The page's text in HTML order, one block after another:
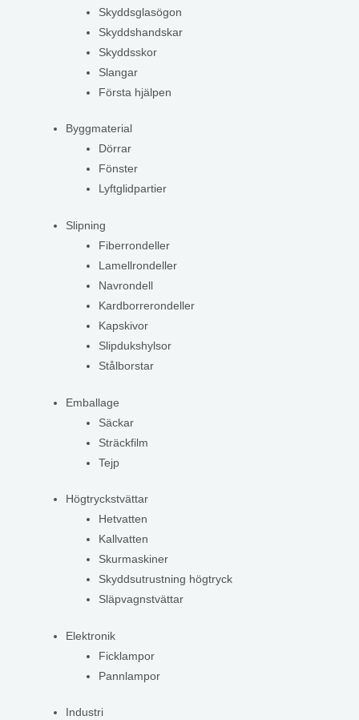
Skyddsglasögon
Skyddshandskar
Skyddsskor
Slangar
Första hjälpen
Byggmaterial
Dörrar
Fönster
Lyftglidpartier
Slipning
Fiberrondeller
Lamellrondeller
Navrondell
Kardborrerondeller
Kapskivor
Slipdukshylsor
Stålborstar
Emballage
Säckar
Sträckfilm
Tejp
Högtryckstvättar
Hetvatten
Kallvatten
Skurmaskiner
Skyddsutrustning högtryck
Släpvagnstvättar
Elektronik
Ficklampor
Pannlampor
Industri